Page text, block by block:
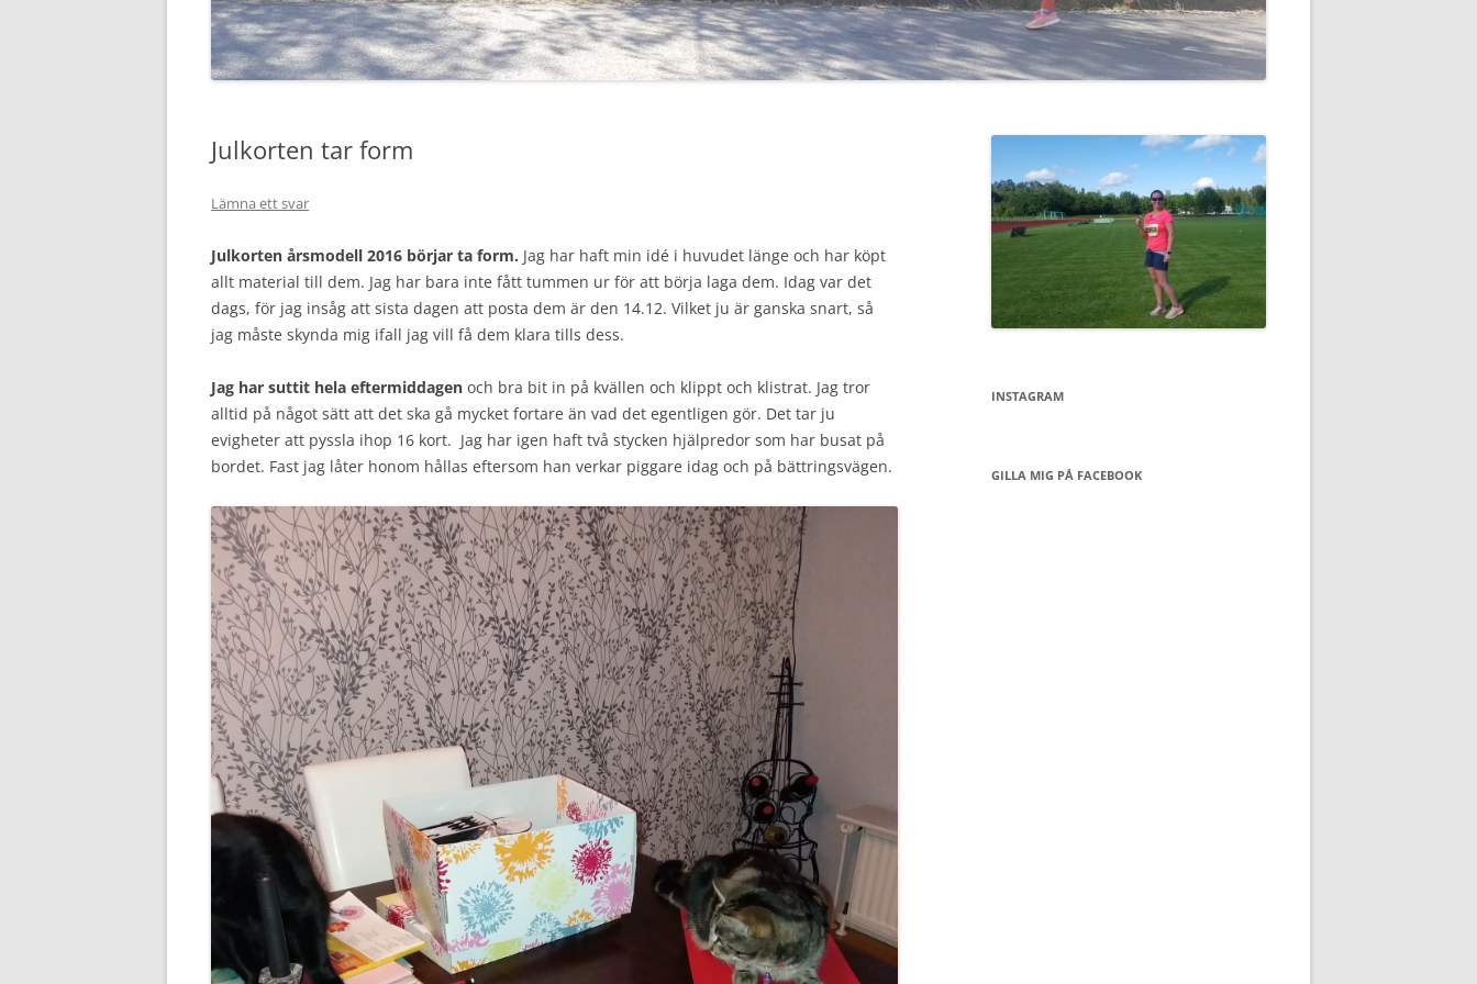
Julkorten tar form
Lämna ett svar
Julkorten årsmodell 2016 börjar ta form. Jag har haft min idé i huvudet länge och har köpt
allt material till dem. Jag har bara inte fått tummen ur för att börja laga dem. Idag var det
dags, för jag insåg att sista dagen att posta dem är den 14.12. Vilket ju är ganska snart, så
jag måste skynda mig ifall jag vill få dem klara tills dess.
Jag har suttit hela eftermiddagen och bra bit in på kvällen och klippt och klistrat. Jag tror
alltid på något sätt att det ska gå mycket fortare än vad det egentligen gör. Det tar ju
evigheter att pyssla ihop 16 kort. Jag har igen haft två stycken hjälpredor som har busat på
bordet. Fast jag låter honom hållas eftersom han verkar piggare idag och på bättringsvägen.
INSTAGRAM
GILLA MIG PÅ FACEBOOK